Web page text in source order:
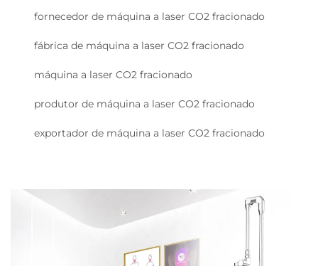
fornecedor de máquina a laser CO2 fracionado
fábrica de máquina a laser CO2 fracionado
máquina a laser CO2 fracionado
produtor de máquina a laser CO2 fracionado
exportador de máquina a laser CO2 fracionado